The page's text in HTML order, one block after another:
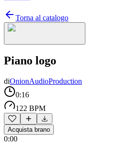
Torna al catalogo
Piano logo
diOnionAudioProduction
0:16
122 BPM
Acquista brano
0:00